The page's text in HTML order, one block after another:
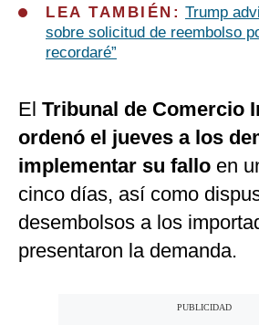
LEA TAMBIÉN: Trump
sobre solicitud de reembolso
recordaré”
El Tribunal de Comercio
ordenó el jueves a los
implementar su fallo en
cinco días, así como
desembolsos a los
presentaron la demanda.